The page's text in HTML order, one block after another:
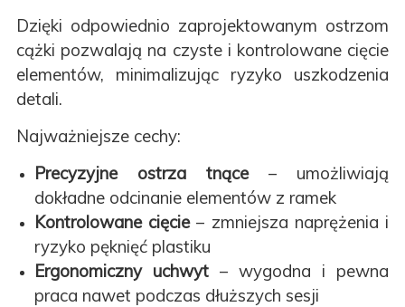
Dzięki odpowiednio zaprojektowanym ostrzom
cążki pozwalają na czyste i kontrolowane cięcie
elementów, minimalizując ryzyko uszkodzenia
detali.
Najważniejsze cechy:
Precyzyjne ostrza tnące– umożliwiają
dokładne odcinanie elementów z ramek
Kontrolowane cięcie– zmniejsza naprężenia i
ryzyko pęknięć plastiku
Ergonomiczny uchwyt – wygodna i pewna
praca nawet podczas dłuższych sesji